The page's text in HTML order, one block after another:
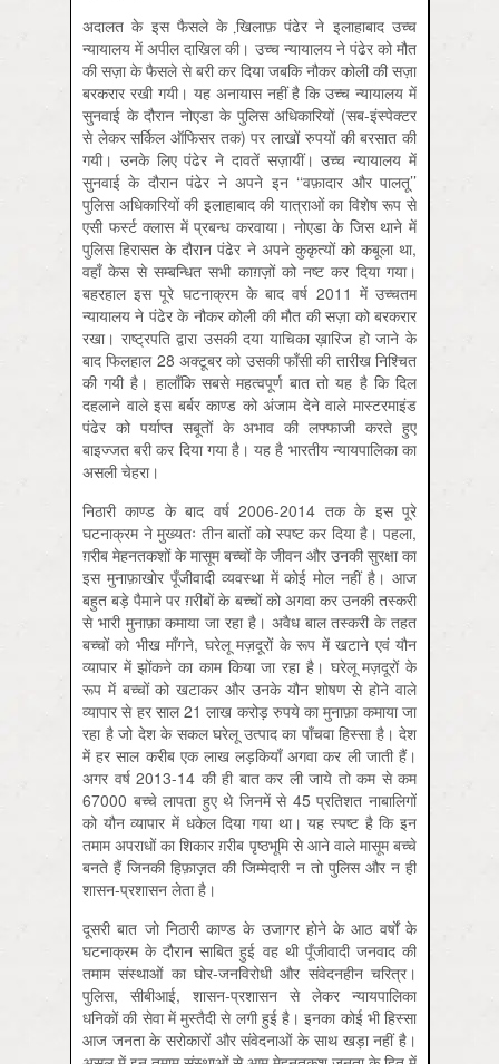
अदालत के इस फैसले के खि़लाफ़ पंढेर ने इलाहाबाद उच्च
न्यायालय में अपील दाखिल की। उच्च न्यायालय ने पंढेर को मौत
की सज़ा के फैसले से बरी कर दिया जबकि नौकर कोली की सज़ा
बरकरार रखी गयी। यह अनायास नहीं है कि उच्च न्यायालय में
सुनवाई के दौरान नोएडा के पुलिस अधिकारियों (सब-इंस्पेक्टर
से लेकर सर्किल ऑफिसर तक) पर लाखों रुपयों की बरसात की
गयी। उनके लिए पंढेर ने दावतें सज़ायीं। उच्च न्यायालय में
सुनवाई के दौरान पंढेर ने अपने इन ‘‘वफ़ादार और पालतू’’
पुलिस अधिकारियों की इलाहाबाद की यात्राओं का विशेष रूप से
एसी फर्स्ट क्लास में प्रबन्ध करवाया। नोएडा के जिस थाने में
पुलिस हिरासत के दौरान पंढेर ने अपने कुकृत्यों को कबूला था,
वहाँ केस से सम्बन्धित सभी काग़ज़ों को नष्ट कर दिया गया।
बहरहाल इस पूरे घटनाक्रम के बाद वर्ष 2011 में उच्चतम
न्यायालय ने पंढेर के नौकर कोली की मौत की सज़ा को बरकरार
रखा। राष्ट्रपति द्वारा उसकी दया याचिका ख़ारिज हो जाने के
बाद फिलहाल 28 अक्टूबर को उसकी फाँसी की तारीख निश्चित
की गयी है। हालाँकि सबसे महत्वपूर्ण बात तो यह है कि दिल
दहलाने वाले इस बर्बर काण्ड को अंजाम देने वाले मास्टरमाइंड
पंढेर को पर्याप्त सबूतों के अभाव की लफ्फाजी करते हुए
बाइज्जत बरी कर दिया गया है। यह है भारतीय न्यायपालिका का
असली चेहरा।
निठारी काण्ड के बाद वर्ष 2006-2014 तक के इस पूरे
घटनाक्रम ने मुख्यतः तीन बातों को स्पष्ट कर दिया है। पहला,
ग़रीब मेहनतकशों के मासूम बच्चों के जीवन और उनकी सुरक्षा का
इस मुनाफ़ाखोर पूँजीवादी व्यवस्था में कोई मोल नहीं है। आज
बहुत बड़े पैमाने पर ग़रीबों के बच्चों को अगवा कर उनकी तस्करी
से भारी मुनाफ़ा कमाया जा रहा है। अवैध बाल तस्करी के तहत
बच्चों को भीख माँगने, घरेलू मज़दूरों के रूप में खटाने एवं यौन
व्यापार में झोंकने का काम किया जा रहा है। घरेलू मज़दूरों के
रूप में बच्चों को खटाकर और उनके यौन शोषण से होने वाले
व्यापार से हर साल 21 लाख करोड़ रुपये का मुनाफ़ा कमाया जा
रहा है जो देश के सकल घरेलू उत्पाद का पाँचवा हिस्सा है। देश
में हर साल करीब एक लाख लड़कियाँ अगवा कर ली जाती हैं।
अगर वर्ष 2013-14 की ही बात कर ली जाये तो कम से कम
67000 बच्चे लापता हुए थे जिनमें से 45 प्रतिशत नाबालिगों
को यौन व्यापार में धकेल दिया गया था। यह स्पष्ट है कि इन
तमाम अपराधों का शिकार ग़रीब पृष्ठभूमि से आने वाले मासूम बच्चे
बनते हैं जिनकी हिफ़ाज़त की जिम्मेदारी न तो पुलिस और न ही
शासन-प्रशासन लेता है।
दूसरी बात जो निठारी काण्ड के उजागर होने के आठ वर्षों के
घटनाक्रम के दौरान साबित हुई वह थी पूँजीवादी जनवाद की
तमाम संस्थाओं का घोर-जनविरोधी और संवेदनहीन चरित्र।
पुलिस, सीबीआई, शासन-प्रशासन से लेकर न्यायपालिका
धनिकों की सेवा में मुस्तैदी से लगी हुई है। इनका कोई भी हिस्सा
आज जनता के सरोकारों और संवेदनाओं के साथ खड़ा नहीं है।